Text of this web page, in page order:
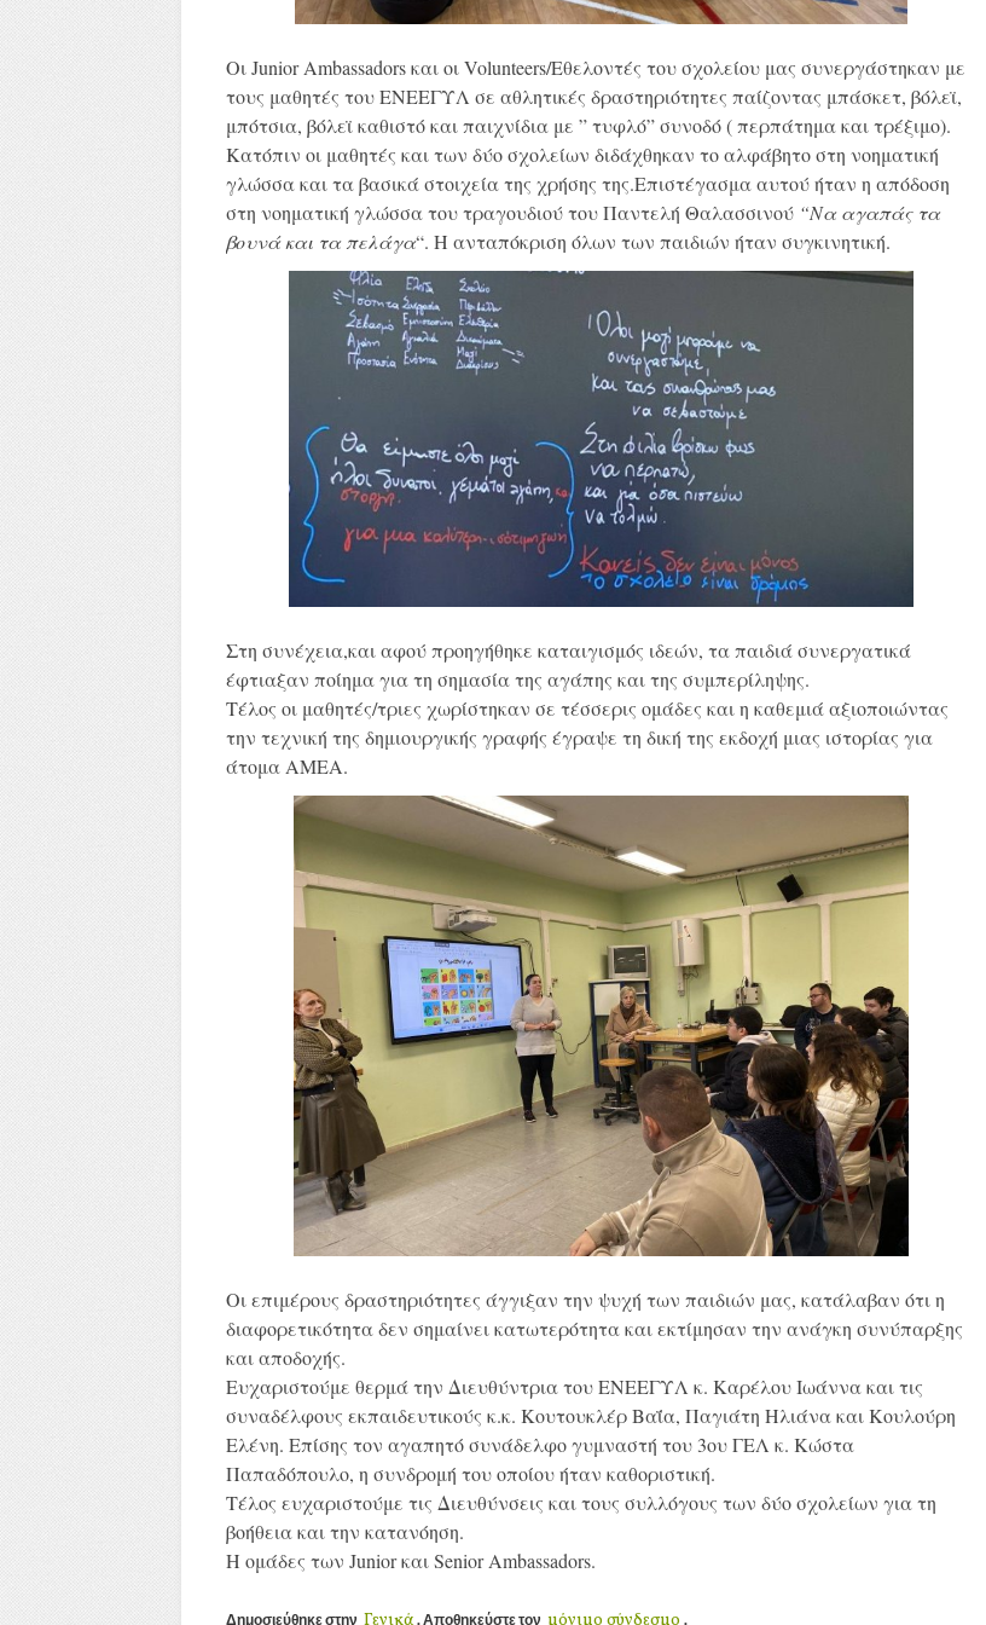
Οι Junior Ambassadors και οι Volunteers/Εθελοντές του σχολείου μας συνεργάστηκαν με
τους μαθητές του ΕΝΕΕΓΥΛ σε αθλητικές δραστηριότητες παίζοντας μπάσκετ, βόλεϊ,
μπότσια, βόλεϊ καθιστό και παιχνίδια με ” τυφλό” συνοδό ( περπάτημα και τρέξιμο).
Κατόπιν οι μαθητές και των δύο σχολείων διδάχθηκαν το αλφάβητο στη νοηματική
γλώσσα και τα βασικά στοιχεία της χρήσης της.Επιστέγασμα αυτού ήταν η απόδοση
στη νοηματική γλώσσα του τραγουδιού του Παντελή Θαλασσινού “Να αγαπάς τα
βουνά και τα πελάγα“. Η ανταπόκριση όλων των παιδιών ήταν συγκινητική.
Στη συνέχεια,και αφού προηγήθηκε καταιγισμός ιδεών, τα παιδιά συνεργατικά
έφτιαξαν ποίημα για τη σημασία της αγάπης και της συμπερίληψης.
Τέλος οι μαθητές/τριες χωρίστηκαν σε τέσσερις ομάδες και η καθεμιά αξιοποιώντας
την τεχνική της δημιουργικής γραφής έγραψε τη δική της εκδοχή μιας ιστορίας για
άτομα ΑΜΕΑ.
Οι επιμέρους δραστηριότητες άγγιξαν την ψυχή των παιδιών μας, κατάλαβαν ότι η
διαφορετικότητα δεν σημαίνει κατωτερότητα και εκτίμησαν την ανάγκη συνύπαρξης
και αποδοχής.
Ευχαριστούμε θερμά την Διευθύντρια του ΕΝΕΕΓΥΛ κ. Καρέλου Ιωάννα και τις
συναδέλφους εκπαιδευτικούς κ.κ. Κουτουκλέρ Βαΐα, Παγιάτη Ηλιάνα και Κουλούρη
Ελένη. Επίσης τον αγαπητό συνάδελφο γυμναστή του 3ου ΓΕΛ κ. Κώστα
Παπαδόπουλο, η συνδρομή του οποίου ήταν καθοριστική.
Τέλος ευχαριστούμε τις Διευθύνσεις και τους συλλόγους των δύο σχολείων για τη
βοήθεια και την κατανόηση.
Η ομάδες των Junior και Senior Ambassadors.
Δημοσιεύθηκε στην . Αποθηκεύστε τον .